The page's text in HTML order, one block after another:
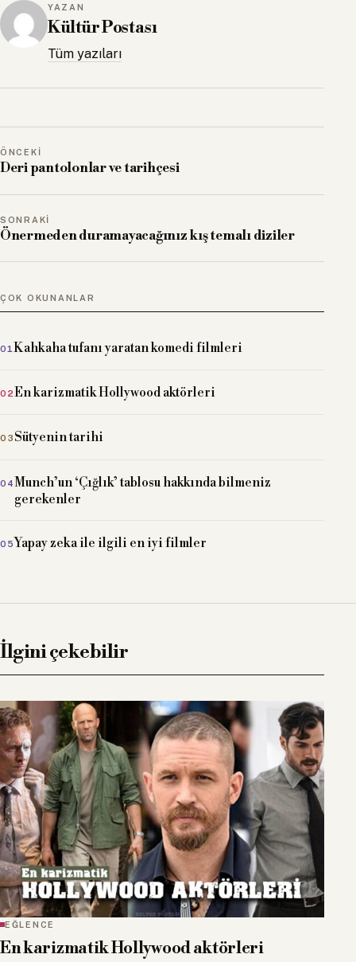
YAZAN
Kültür Postası
Tüm yazıları
ÖNCEKI
Deri pantolonlar ve tarihçesi
SONRAKI
Önermeden duramayacağınız kış temalı diziler
ÇOK OKUNANLAR
Kahkaha tufanı yaratan komedi filmleri
En karizmatik Hollywood aktörleri
Sütyenin tarihi
Munch’un ‘Çığlık’ tablosu hakkında bilmeniz
gerekenler
Yapay zeka ile ilgili en iyi filmler
İlgini çekebilir
EĞLENCE
En karizmatik Hollywood aktörleri